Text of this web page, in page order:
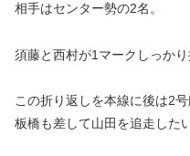
相手はセンター勢の2名。
須藤と西村が1マークしっかり
この折り返しを本線に後は2号
板橋も差して山田を追走したい